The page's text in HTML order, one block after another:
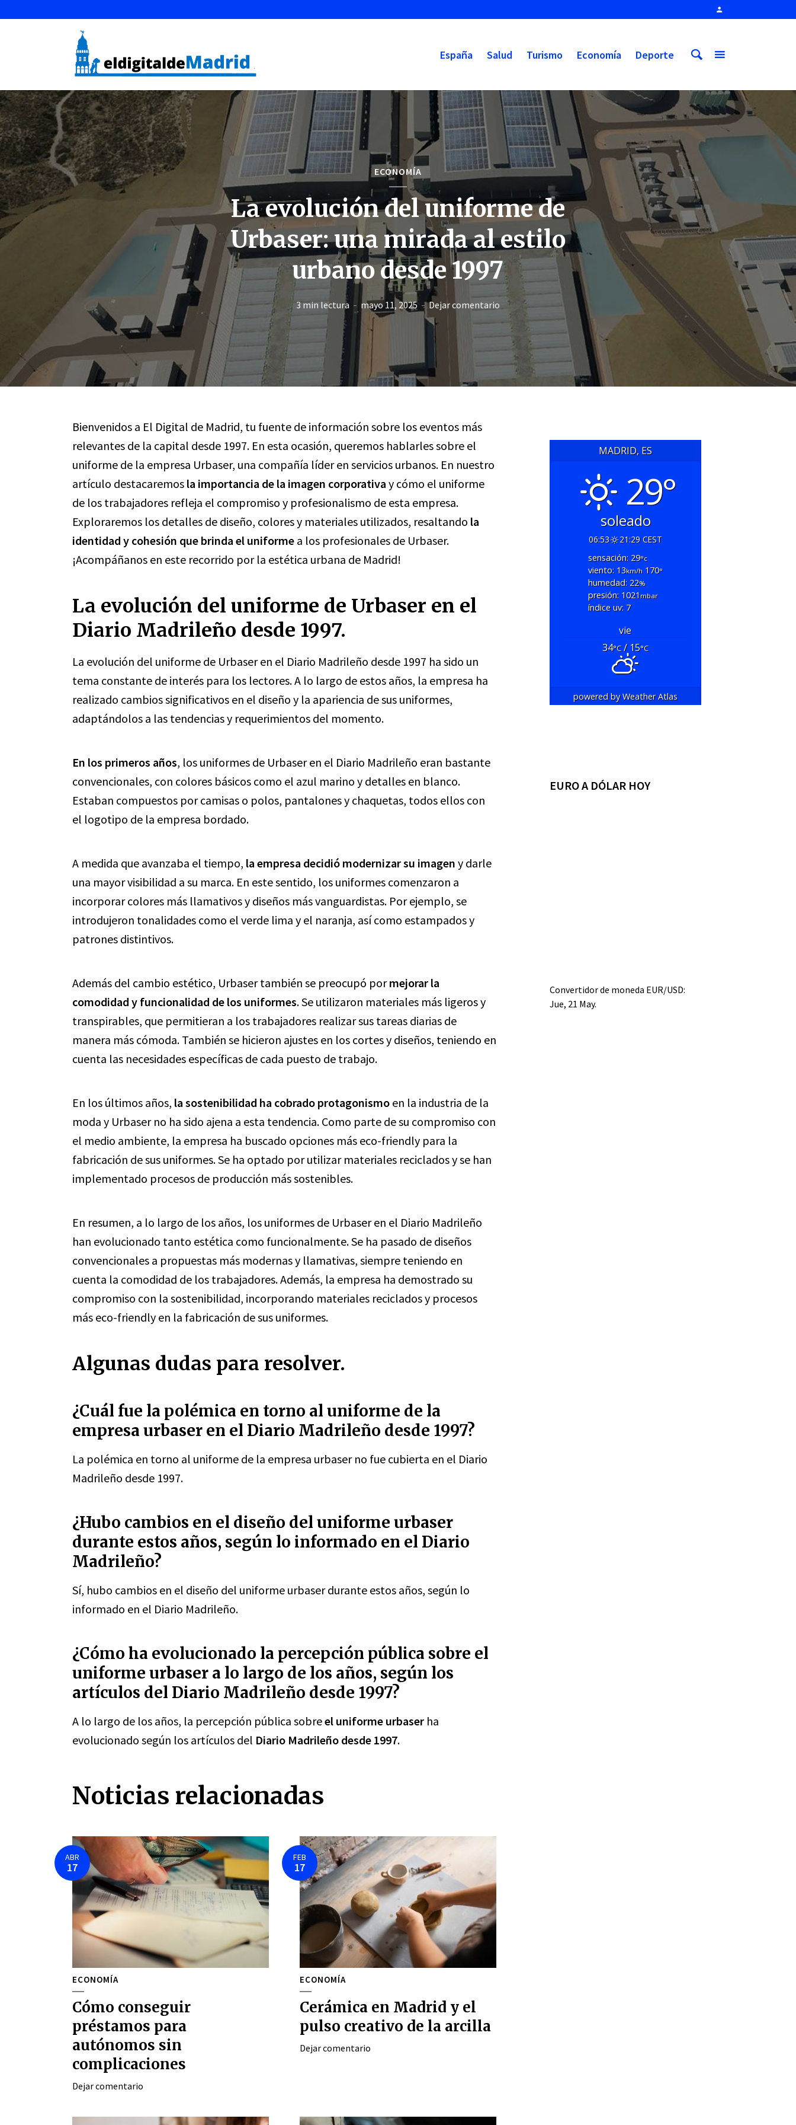
España Salud Turismo Economía Deporte
ECONOMÍA
La evolución del uniforme de
Urbaser: una mirada al estilo
urbano desde 1997
3 min lectura mayo 11, 2025 Dejar comentario
Bienvenidos a El Digital de Madrid, tu fuente de información sobre los eventos más
relevantes de la capital desde 1997. En esta ocasión, queremos hablarles sobre el
uniforme de la empresa Urbaser, una compañía líder en servicios urbanos. En nuestro
artículo destacaremos la importancia de la imagen corporativa y cómo el uniforme
de los trabajadores refleja el compromiso y profesionalismo de esta empresa.
Exploraremos los detalles de diseño, colores y materiales utilizados, resaltando la
identidad y cohesión que brinda el uniforme a los profesionales de Urbaser.
¡Acompáñanos en este recorrido por la estética urbana de Madrid!
La evolución del uniforme de Urbaser en el
Diario Madrileño desde 1997.
La evolución del uniforme de Urbaser en el Diario Madrileño desde 1997 ha sido un
tema constante de interés para los lectores. A lo largo de estos años, la empresa ha
realizado cambios significativos en el diseño y la apariencia de sus uniformes,
adaptándolos a las tendencias y requerimientos del momento.
En los primeros años, los uniformes de Urbaser en el Diario Madrileño eran bastante
convencionales, con colores básicos como el azul marino y detalles en blanco.
Estaban compuestos por camisas o polos, pantalones y chaquetas, todos ellos con
el logotipo de la empresa bordado.
A medida que avanzaba el tiempo, la empresa decidió modernizar su imagen y darle
una mayor visibilidad a su marca. En este sentido, los uniformes comenzaron a
incorporar colores más llamativos y diseños más vanguardistas. Por ejemplo, se
introdujeron tonalidades como el verde lima y el naranja, así como estampados y
patrones distintivos.
Además del cambio estético, Urbaser también se preocupó pormejorar la
comodidad y funcionalidad de los uniformes. Se utilizaron materiales más ligeros y
transpirables, que permitieran a los trabajadores realizar sus tareas diarias de
manera más cómoda. También se hicieron ajustes en los cortes y diseños, teniendo en
cuenta las necesidades específicas de cada puesto de trabajo.
En los últimos años, la sostenibilidad ha cobrado protagonismo en la industria de la
moda y Urbaser no ha sido ajena a esta tendencia. Como parte de su compromiso con
el medio ambiente, la empresa ha buscado opciones más eco-friendly para la
fabricación de sus uniformes. Se ha optado por utilizar materiales reciclados y se han
implementado procesos de producción más sostenibles.
En resumen, a lo largo de los años, los uniformes de Urbaser en el Diario Madrileño
han evolucionado tanto estética como funcionalmente. Se ha pasado de diseños
convencionales a propuestas más modernas y llamativas, siempre teniendo en
cuenta la comodidad de los trabajadores. Además, la empresa ha demostrado su
compromiso con la sostenibilidad, incorporando materiales reciclados y procesos
más eco-friendly en la fabricación de sus uniformes.
Algunas dudas para resolver.
¿Cuál fue la polémica en torno al uniforme de la
empresa urbaser en el Diario Madrileño desde 1997?
La polémica en torno al uniforme de la empresa urbaser no fue cubierta en el Diario
Madrileño desde 1997.
¿Hubo cambios en el diseño del uniforme urbaser
durante estos años, según lo informado en el Diario
Madrileño?
Sí, hubo cambios en el diseño del uniforme urbaser durante estos años, según lo
informado en el Diario Madrileño.
¿Cómo ha evolucionado la percepción pública sobre el
uniforme urbaser a lo largo de los años, según los
artículos del Diario Madrileño desde 1997?
A lo largo de los años, la percepción pública sobreel uniforme urbaser ha
evolucionado según los artículos del Diario Madrileño desde 1997.
Noticias relacionadas
ABR
17
ECONOMÍA
Cómo conseguir
préstamos para
autónomos sin
complicaciones
Dejar comentario
FEB
17
ECONOMÍA
Cerámica en Madrid y el
pulso creativo de la arcilla
Dejar comentario
MADRID, ES
29°
soleado
06:53
21:29 CEST
sensación: 29°c
viento: 13km/h 170°
humedad: 22%
presión: 1021 mbar
índice uv: 7
vie
34°C/ 15°C
powered byWeather Atlas
EURO A DÓLAR HOY
Convertidor de moneda EUR/USD:
Jue, 21 May.